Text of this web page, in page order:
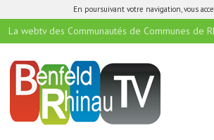
En poursuivant votre navigation, vous
La webtv des Communautés de Communes de